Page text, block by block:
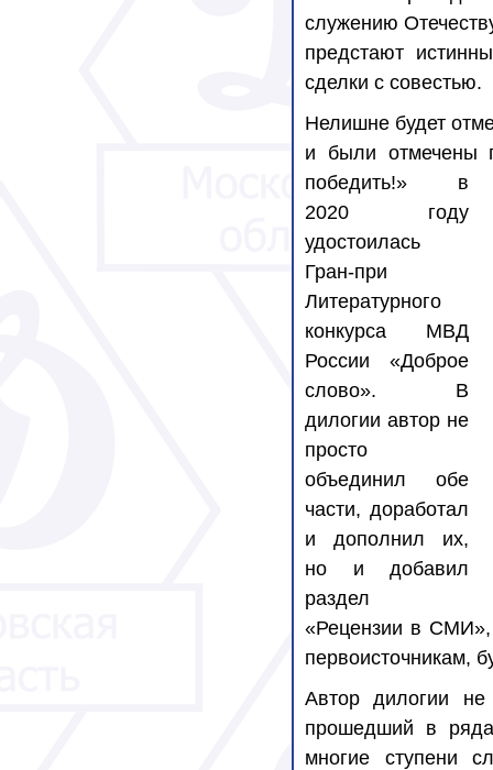
служению
предстают
сделки с совестью.
Нелишне будет
и были отмечены
победить!» в
2020 году
удостоилась
Гран-при
Литературного
конкурса МВД
России «Доброе
слово». В
дилогии автор не
просто
объединил обе
части, доработал
и дополнил их,
но и добавил
раздел
«Рецензии в СМИ»,
первоисточникам,
Автор дилогии
прошедший в
многие ступени